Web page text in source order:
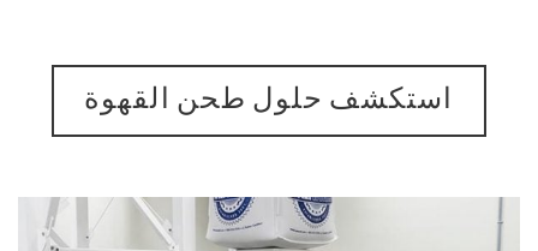
استكشف حلول طحن القهوة